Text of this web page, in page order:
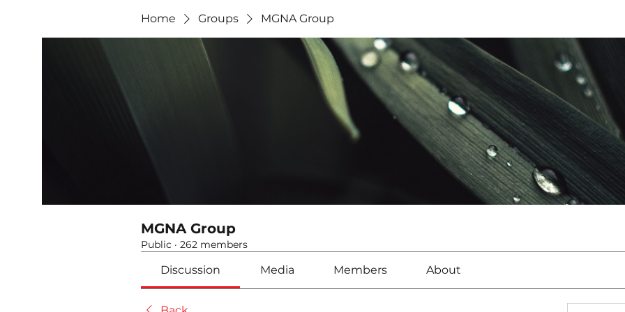
Home Groups MGNA Group
MGNA Group
Public · 262 members
Discussion Media Members About